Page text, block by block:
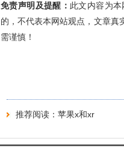
免责声明及提醒： 此文内容为
的，不代表本网站观点，文章真
需谨慎！
推荐阅读： 苹果x和xr